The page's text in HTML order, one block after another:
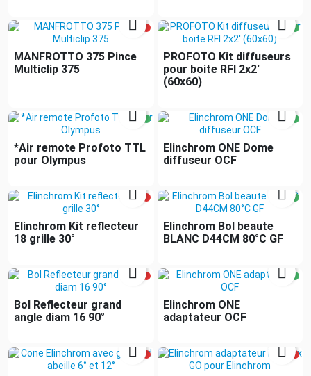

MANFROTTO 375 Pince
Multiclip 375

PROFOTO Kit diffuseurs
pour boite RFI 2x2'
(60x60)

*Air remote Profoto TTL
pour Olympus

Elinchrom ONE Dome
diffuseur OCF

Elinchrom Kit reflecteur
18 grille 30°

Elinchrom Bol beaute
BLANC D44CM 80°C GF

Bol Reflecteur grand
angle diam 16 90°

Elinchrom ONE
adaptateur OCF
 